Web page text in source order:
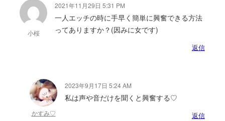
小桜
2021年11月29日 5:31 PM
一人エッチの時に手早く簡単に興奮できる方法
ってありますか？(因みに女です)
返信
かすみ♡
2023年9月17日 5:24 AM
私は声や音だけを聞くと興奮する♡
返信